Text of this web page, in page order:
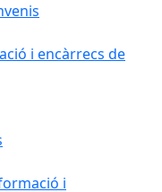
i encàrrecs de
i